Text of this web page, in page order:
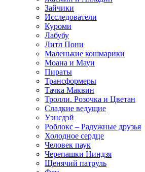
Зайчики
Исследователи
Куроми
Лабубу
Литл Пони
Маленькие кошмарики
Моана и Мауи
Пираты
Трансформеры
Тачка Маквин
Тролли. Розочка и Цветан
Сладкие ведущие
Уэнсдэй
Роблокс – Радужные друзья
Холодное сердце
Человек паук
Черепашки Ниндзя
Щенячий патруль